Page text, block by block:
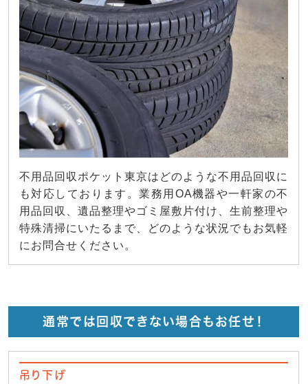
不用品回収ポケット東京はどのような不用品回収に
も対応しております。業務用OA機器や一軒家の不
用品回収、遺品整理やゴミ屋敷片付け、生前整理や
特殊清掃にいたるまで、どのような状況でもお気軽
にお問合せください。
通常では回収できない場合もお任せ！
吊り下げ